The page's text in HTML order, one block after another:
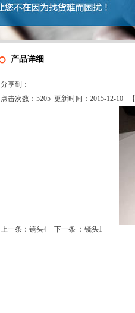
产品详细
分享到：
点击次数： 5205 更新时间：2015-12-10 【
上一条： 镜头4 下一条 ： 镜头1